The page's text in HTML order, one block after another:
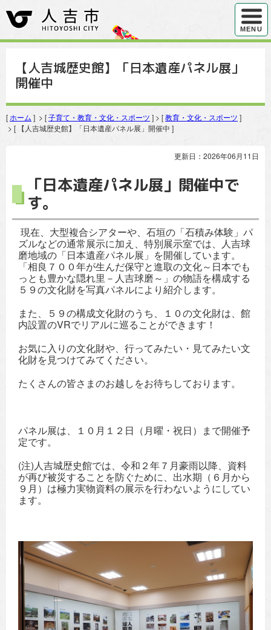
ハンバ
MENU
【人吉城歴史館】「日本遺産パネル展」
開催中
[ ホーム ] > [子育て・教育・文化・スポーツ ] > [教育・文化・スポーツ ]
> [ 【人吉城歴史館】「日本遺産パネル展」開催中 ]
更新日：2026年06月11日
「日本遺産パネル展」開催中で
す。
現在、大型複合シアターや、石垣の「石積み体験」パ
ズルなどの通常展示に加え、特別展示室では、人吉球
磨地域の「日本遺産パネル展」を開催しています。
「相良７００年が生んだ保守と進取の文化～日本でも
っとも豊かな隠れ里－人吉球磨～」の物語を構成する
５９の文化財を写真パネルにより紹介します。
また、５９の構成文化財のうち、１０の文化財は、館
内設置のVRでリアルに巡ることができます！
お気に入りの文化財や、行ってみたい・見てみたい文
化財を見つけてみてください。
たくさんの皆さまのお越しをお待ちしております。
パネル展は、１０月１２日（月曜・祝日）まで開催予
定です。
(注)人吉城歴史館では、令和２年７月豪雨以降、資料
が再び被災することを防ぐために、出水期（６月から
９月）は極力実物資料の展示を行わないようにしてい
ます。